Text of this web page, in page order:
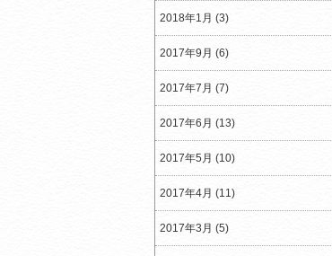
2018年1月 (3)
2017年9月 (6)
2017年7月 (7)
2017年6月 (13)
2017年5月 (10)
2017年4月 (11)
2017年3月 (5)